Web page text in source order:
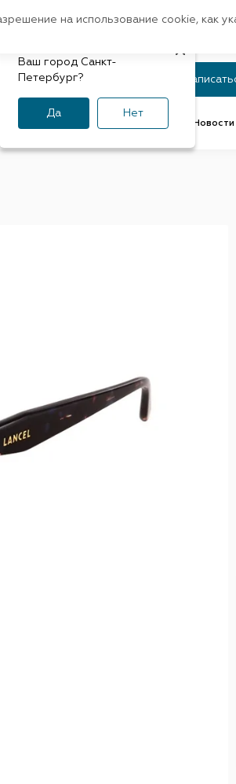
Регион:Санкт-Петербург Быстрая
Статус заказа
Новости
Ваш город Санкт-
Петербург?
Да Нет
на использование cookie, как